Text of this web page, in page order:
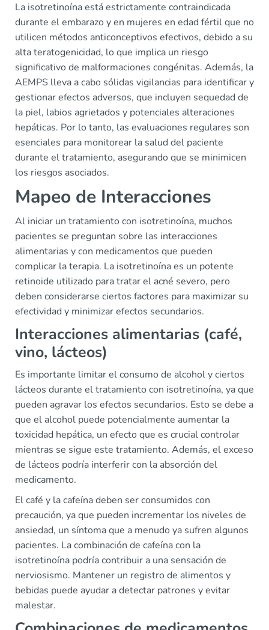
La isotretinoína está estrictamente contraindicada
durante el embarazo y en mujeres en edad fértil que no
utilicen métodos anticonceptivos efectivos, debido a su
alta teratogenicidad, lo que implica un riesgo
significativo de malformaciones congénitas. Además, la
AEMPS lleva a cabo sólidas vigilancias para identificar y
gestionar efectos adversos, que incluyen sequedad de
la piel, labios agrietados y potenciales alteraciones
hepáticas. Por lo tanto, las evaluaciones regulares son
esenciales para monitorear la salud del paciente
durante el tratamiento, asegurando que se minimicen
los riesgos asociados.
Mapeo de Interacciones
Al iniciar un tratamiento con isotretinoína, muchos
pacientes se preguntan sobre las interacciones
alimentarias y con medicamentos que pueden
complicar la terapia. La isotretinoína es un potente
retinoide utilizado para tratar el acné severo, pero
deben considerarse ciertos factores para maximizar su
efectividad y minimizar efectos secundarios.
Interacciones alimentarias (café,
vino, lácteos)
Es importante limitar el consumo de alcohol y ciertos
lácteos durante el tratamiento con isotretinoína, ya que
pueden agravar los efectos secundarios. Esto se debe a
que el alcohol puede potencialmente aumentar la
toxicidad hepática, un efecto que es crucial controlar
mientras se sigue este tratamiento. Además, el exceso
de lácteos podría interferir con la absorción del
medicamento.
El café y la cafeína deben ser consumidos con
precaución, ya que pueden incrementar los niveles de
ansiedad, un síntoma que a menudo ya sufren algunos
pacientes. La combinación de cafeína con la
isotretinoína podría contribuir a una sensación de
nerviosismo. Mantener un registro de alimentos y
bebidas puede ayudar a detectar patrones y evitar
malestar.